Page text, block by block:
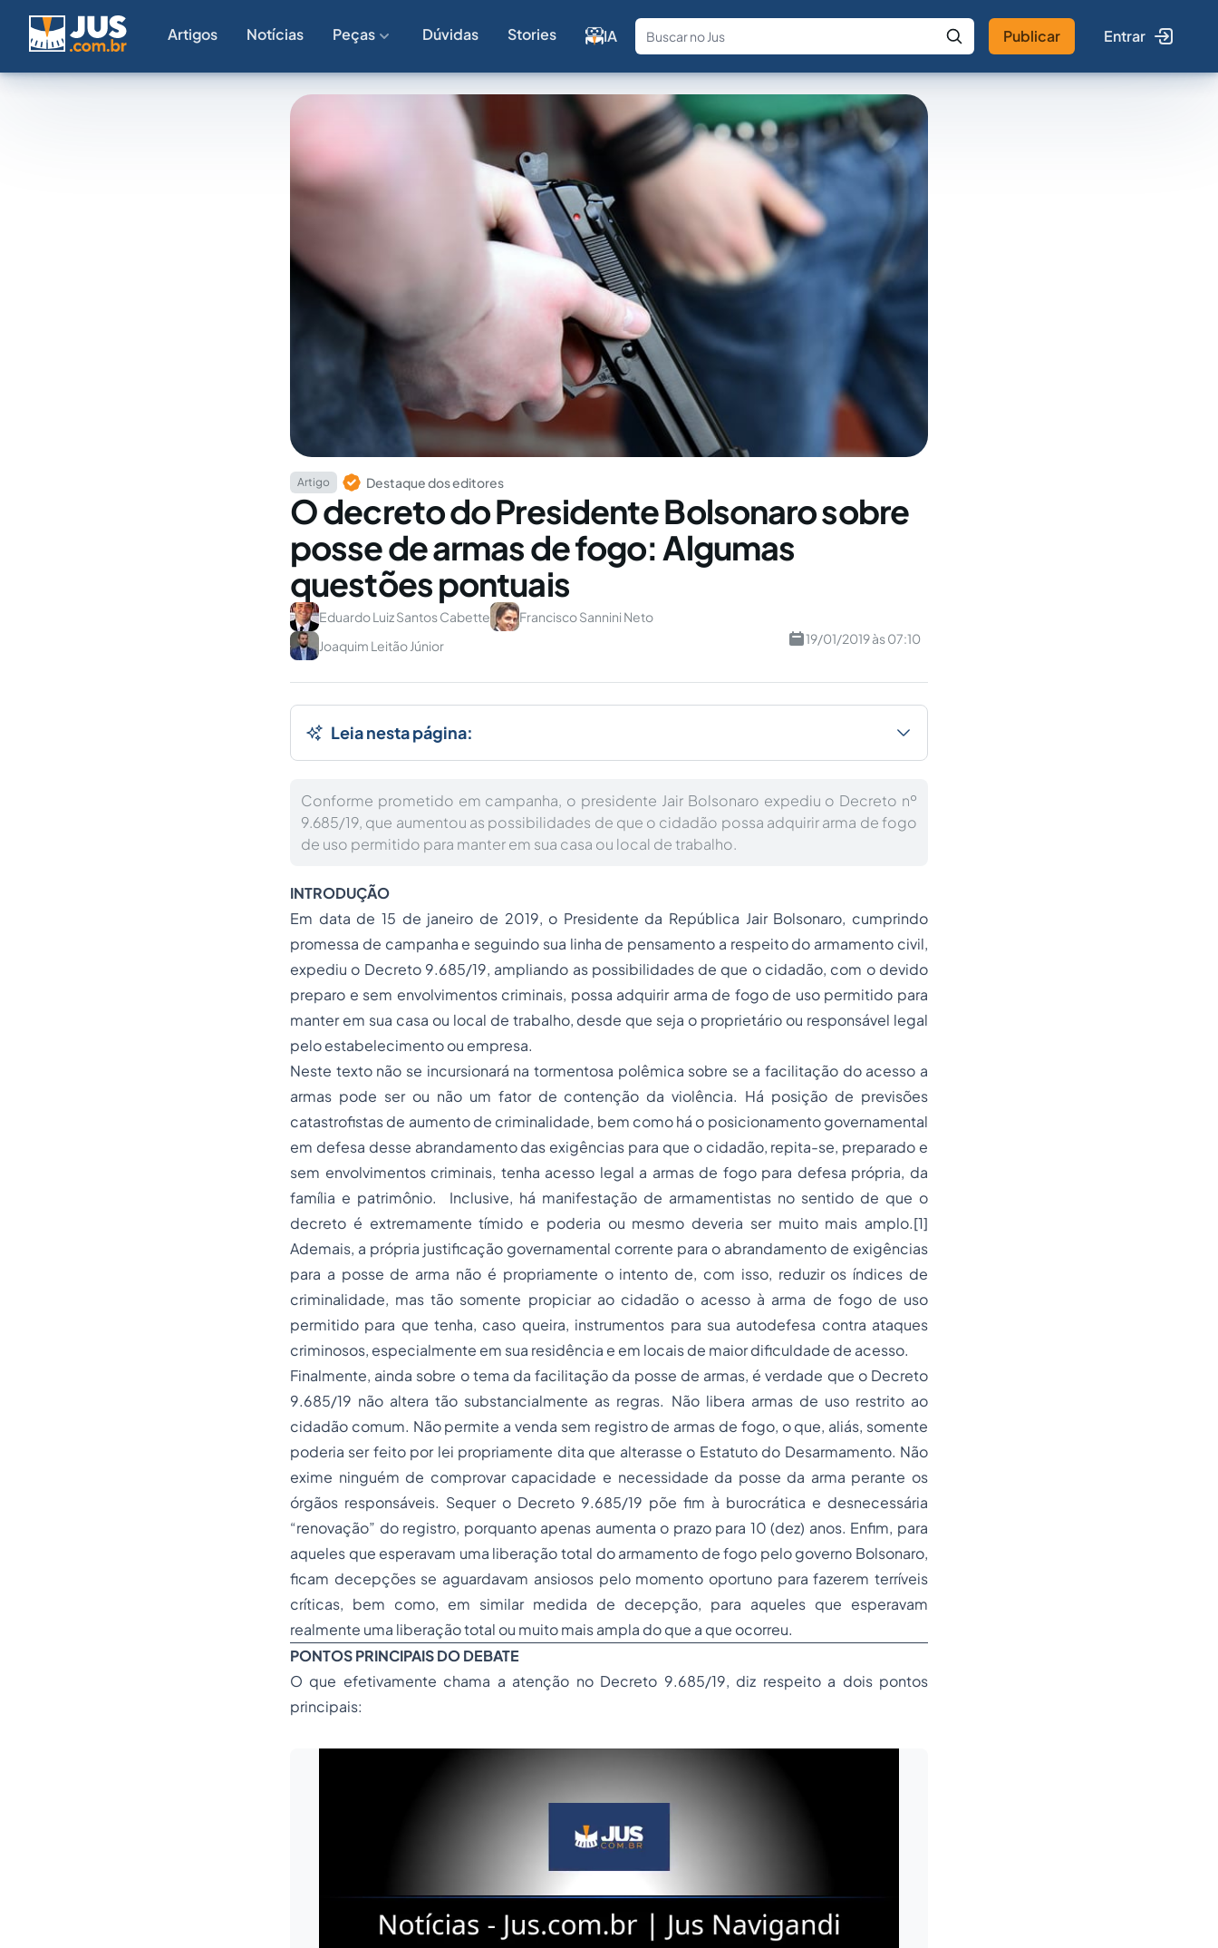
Artigos Notícias Peças Dúvidas Stories IA
Fale com a IA Buscar no Jus
Publicar Entrar
Artigo Destaque dos editores
O decreto do Presidente Bolsonaro sobre
posse de armas de fogo: Algumas
questões pontuais
Eduardo Luiz Santos Cabette
Francisco Sannini Neto
Joaquim Leitão Júnior
19/01/2019 às 07:10
Leia nesta página:
Conforme prometido em campanha, o presidente Jair Bolsonaro expediu o Decreto nº
9.685/19, que aumentou as possibilidades de que o cidadão possa adquirir arma de fogo
de uso permitido para manter em sua casa ou local de trabalho.
INTRODUÇÃO
Em data de 15 de janeiro de 2019, o Presidente da República Jair Bolsonaro, cumprindo
promessa de campanha e seguindo sua linha de pensamento a respeito do armamento civil,
expediu o Decreto 9.685/19, ampliando as possibilidades de que o cidadão, com o devido
preparo e sem envolvimentos criminais, possa adquirir arma de fogo de uso permitido para
manter em sua casa ou local de trabalho, desde que seja o proprietário ou responsável legal
pelo estabelecimento ou empresa.
Neste texto não se incursionará na tormentosa polêmica sobre se a facilitação do acesso a
armas pode ser ou não um fator de contenção da violência. Há posição de previsões
catastrofistas de aumento de criminalidade, bem como há o posicionamento governamental
em defesa desse abrandamento das exigências para que o cidadão, repita-se, preparado e
sem envolvimentos criminais, tenha acesso legal a armas de fogo para defesa própria, da
família e patrimônio. Inclusive, há manifestação de armamentistas no sentido de que o
decreto é extremamente tímido e poderia ou mesmo deveria ser muito mais amplo.[1]
Ademais, a própria justificação governamental corrente para o abrandamento de exigências
para a posse de arma não é propriamente o intento de, com isso, reduzir os índices de
criminalidade, mas tão somente propiciar ao cidadão o acesso à arma de fogo de uso
permitido para que tenha, caso queira, instrumentos para sua autodefesa contra ataques
criminosos, especialmente em sua residência e em locais de maior dificuldade de acesso.
Finalmente, ainda sobre o tema da facilitação da posse de armas, é verdade que o Decreto
9.685/19 não altera tão substancialmente as regras. Não libera armas de uso restrito ao
cidadão comum. Não permite a venda sem registro de armas de fogo, o que, aliás, somente
poderia ser feito por lei propriamente dita que alterasse o Estatuto do Desarmamento. Não
exime ninguém de comprovar capacidade e necessidade da posse da arma perante os
órgãos responsáveis. Sequer o Decreto 9.685/19 põe fim à burocrática e desnecessária
“renovação” do registro, porquanto apenas aumenta o prazo para 10 (dez) anos. Enfim, para
aqueles que esperavam uma liberação total do armamento de fogo pelo governo Bolsonaro,
ficam decepções se aguardavam ansiosos pelo momento oportuno para fazerem terríveis
críticas, bem como, em similar medida de decepção, para aqueles que esperavam
realmente uma liberação total ou muito mais ampla do que a que ocorreu.
PONTOS PRINCIPAIS DO DEBATE
O que efetivamente chama a atenção no Decreto 9.685/19, diz respeito a dois pontos
principais: